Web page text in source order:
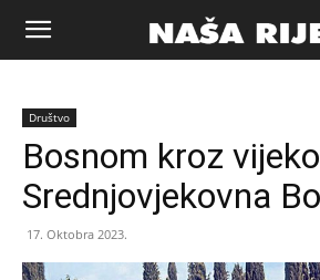
Naša
riječ
Društvo
Bosnom kroz
Srednjovjekovna
17. Oktobra 2023.